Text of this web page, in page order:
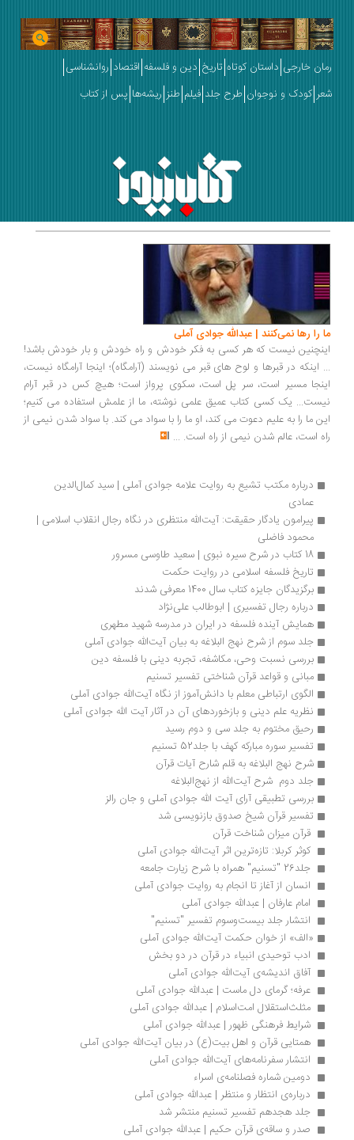
رمان خارجی داستان کوتاه تاریخ دین و فلسفه اقتصاد روانشناسی
شعر کودک و نوجوان طرح جلد فیلم طنز ریشه‌ها پس از کتاب
ما را رها نمی‌کنند | عبدالله جوادی آملی
اینچنین نیست که هر کسی به فکر خودش و راه خودش و بار خودش باشد!
... اینکه در قبرها و لوح های قبر می نویسند (آرامگاه)؛ اینجا آرامگاه نیست،
اینجا مسیر است، سر پل است، سکوی پرواز است؛ هیچ کس در قبر آرام
نیست... یک کسی کتاب عمیق علمی نوشته، ما از علمش استفاده می کنیم؛
این ما را به علیم دعوت می کند، او ما را با سواد می کند. با سواد شدن نیمی از
راه است، عالم شدن نیمی از راه است. ...
عمادی
محمود فاضلی
18 کتاب در شرح سیره نبوی | سعید طاوسی مسرور
تاریخ فلسفه اسلامی در روایت حکمت
برگزیدگان جایزه کتاب سال 1400 معرفی شدند
درباره رجال تفسیری | ابوطالب علی‌نژاد
همایش آینده فلسفه در ایران در مدرسه شهید مطهری
جلد سوم از شرح نهج البلاغه به بیان آیت‌الله جوادی آملی
بررسی نسبت وحی، مکاشفه، تجربه دینی با فلسفه دین
مبانی و قواعد قرآن شناختی تفسیر تسنیم
الگوی ارتباطی معلم با دانش‌آموز از نگاه آیت‌الله جوادی آملی
نظریه علم دینی و بازخوردهای آن در آثار آیت الله جوادی آملی
رحیق مختوم به جلد سی و دوم رسید
تفسیر سوره مبارکه کهف با جلد52 تسنیم
شرح نهج البلاغه به قلم شارح آیات قرآن
جلد دوم  شرح آیت‌الله از نهج‌البلاغه
بررسی تطبیقی آرای آیت الله جوادی آملی و جان رالز
تفسیر قرآن شیخ صدوق بازنویسی شد
قرآن میزان شناخت قرآن
کوثر کربلا: تازه‌ترین اثر آیت‌الله جوادی آملی
جلد26 "تسنیم" همراه با شرح زیارت جامعه
انسان از آغاز تا انجام به روایت جوادی آملی
امام عارفان | عبدالله جوادی آملی
انتشار جلد بیست‌و‌سوم تفسیر "تسنیم"
«الف» از خوان حکمت آیت‌الله جوادی آملی
ادب توحیدی انبیاء در قرآن در دو بخش
آفاق اندیشه‌ی آیت‌الله جوادی آملی
عرفه؛ گرمای دل ماست | عبدالله جوادی آملی
مثلث‌استقلال امت‌اسلام | عبدالله جوادی آملی
شرایط فرهنگی ظهور | عبدالله جوادی آملی
همتایی قرآن ‌و اهل بیت(ع) در بیان آیت‌الله جوادی آملی
انتشار سفرنامه‌های آیت‌الله جوادی آملی
دومین شماره فصلنامه‌ی اسراء
درباره‌ی ‌انتظار و منتظر | عبدالله‌ جوادی ‌آملی
جلد هجدهم تفسیر تسنیم منتشر شد
صدر و ساقه‌ی قرآن حکیم | عبدالله جوادی آملی